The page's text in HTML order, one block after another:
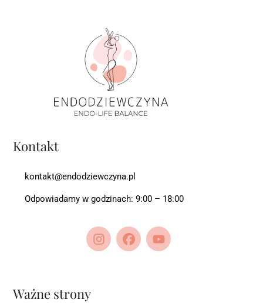
Kontakt
kontakt@endodziewczyna.pl
Odpowiadamy w godzinach: 9:00 – 18:00
Ważne strony